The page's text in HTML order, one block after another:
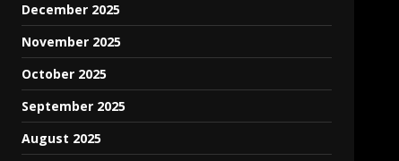
December 2025
November 2025
October 2025
September 2025
August 2025